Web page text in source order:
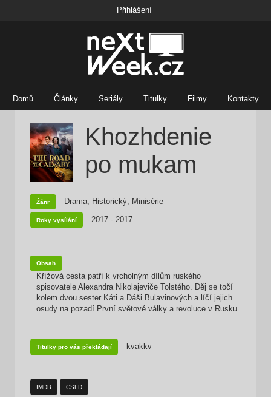
Přihlášení
Domů Články Seriály Titulky Filmy Kontakty
Khozhdenie
po mukam
Žánr Drama, Historický, Minisérie
Roky vysílání 2017 - 2017
Obsah
Křížová cesta patří k vrcholným dílům ruského
spisovatele Alexandra Nikolajeviče Tolstého. Děj se točí
kolem dvou sester Káti a Dáši Bulavinových a líčí jejich
osudy na pozadí První světové války a revoluce v Rusku.
Titulky pro vás překládají kvakkv
IMDB CSFD